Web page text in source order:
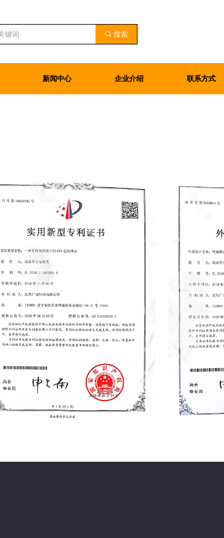
新闻中心 企业介绍 联系方式
끠 搜索